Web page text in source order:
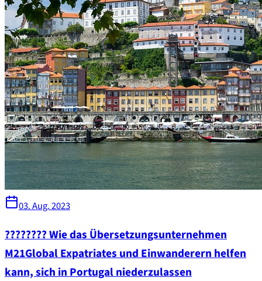
03. Aug. 2023
???????? Wie das Übersetzungsunternehmen
M21Global Expatriates und Einwanderern helfen
kann, sich in Portugal niederzulassen